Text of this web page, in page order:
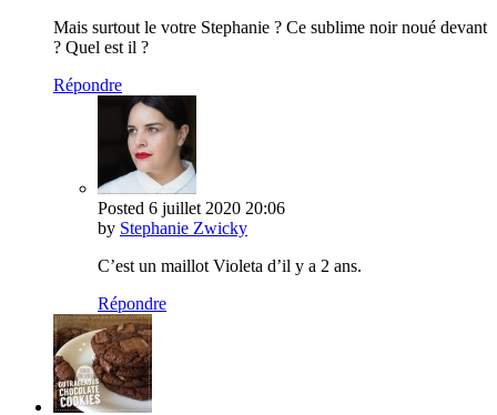
Mais surtout le votre Stephanie ? Ce sublime noir noué devant
? Quel est il ?
Répondre
Posted 6 juillet 2020 20:06
by Stephanie Zwicky
C’est un maillot Violeta d’il y a 2 ans.
Répondre